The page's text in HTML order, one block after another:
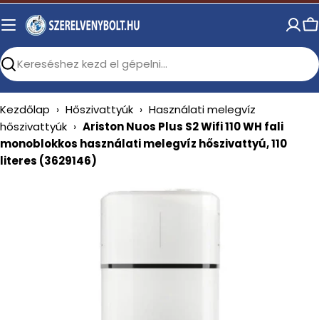
Skip
to
Search
Kezdőlap › Hőszivattyúk › Használati melegvíz
hőszivattyúk › Ariston Nuos Plus S2 Wifi 110 WH fali
monoblokkos használati melegvíz hőszivattyú, 110
literes (3629146)